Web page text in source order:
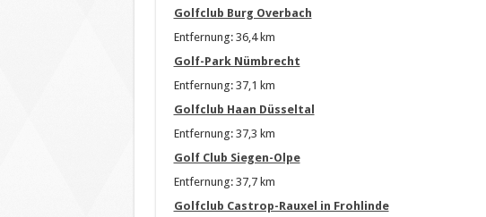
Golfclub Burg Overbach
Entfernung: 36,4 km
Golf-Park Nümbrecht
Entfernung: 37,1 km
Golfclub Haan Düsseltal
Entfernung: 37,3 km
Golf Club Siegen-Olpe
Entfernung: 37,7 km
Golfclub Castrop-Rauxel in Frohlinde